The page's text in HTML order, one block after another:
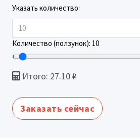
Указать количество:
Количество (ползунок): 10
Итого: 27.10₽
Заказать сейчас